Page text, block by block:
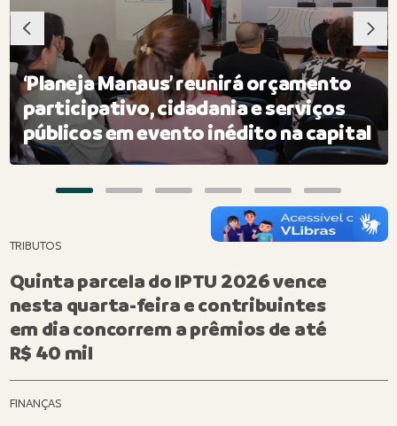
‘Planeja Manaus’ reunirá orçamento
participativo, cidadania e serviços
públicos em evento inédito na capital
TRIBUTOS
Quinta parcela do IPTU 2026 vence
nesta quarta-feira e contribuintes
em dia concorrem a prêmios de até
R$ 40 mil
FINANÇAS